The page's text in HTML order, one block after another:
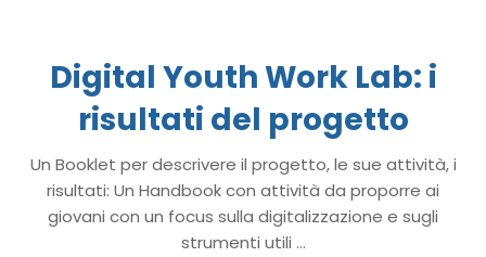
Digital Youth Work Lab: i
risultati del progetto
Un Booklet per descrivere il progetto, le sue attività, i
risultati: Un Handbook con attività da proporre ai
giovani con un focus sulla digitalizzazione e sugli
strumenti utili ...